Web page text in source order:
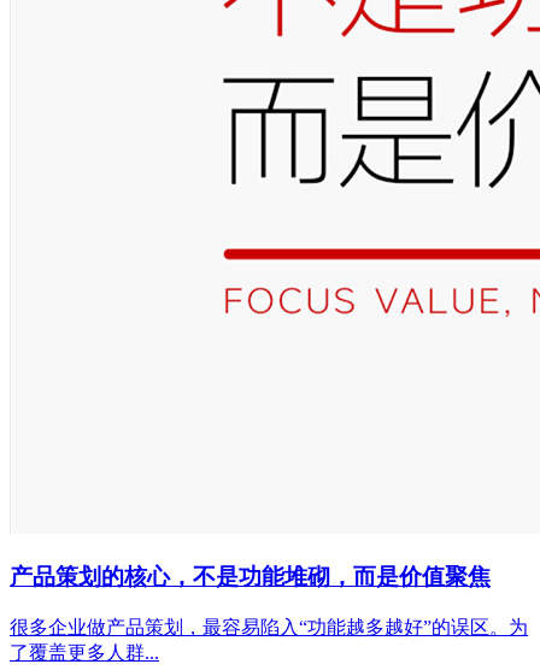
产品策划的核心，不是功能堆砌，而是价值聚焦
很多企业做产品策划，最容易陷入“功能越多越好”的误区。为
了覆盖更多人群...